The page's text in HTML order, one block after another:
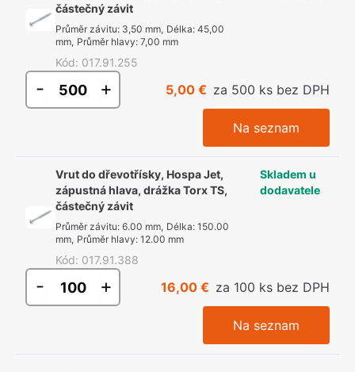
částečný závit
Průměr závitu: 3,50 mm, Délka:45,00
mm, Průměr hlavy:7,00 mm
Kód: 017.91.255
- + 5,00 € za 500 ks bez DPH
Na seznam
Vrut do dřevotřísky, Hospa Jet,
zápustná hlava, drážka Torx TS,
částečný závit
Průměr závitu:6.00 mm, Délka:150.00
mm, Průměr hlavy:12.00 mm
Kód: 017.91.388
Skladem u
dodavatele
- + 16,00 € za 100 ks bez DPH
Na seznam